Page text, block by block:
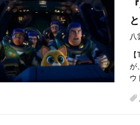
八
が
ウ